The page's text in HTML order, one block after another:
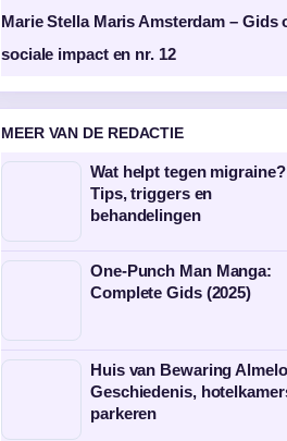
Marie Stella Maris Amsterdam – Gids
sociale impact en nr. 12
MEER VAN DE REDACTIE
Wat helpt tegen migraine?
Tips, triggers en
behandelingen
One-Punch Man Manga:
Complete Gids (2025)
Huis van Bewaring
Geschiedenis,
parkeren